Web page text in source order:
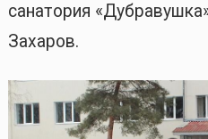
санатория
Захаров.